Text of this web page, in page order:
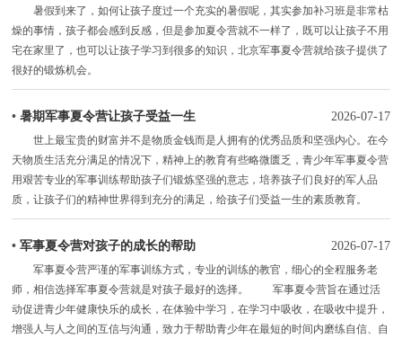
暑假到来了，如何让孩子度过一个充实的暑假呢，其实参加补习班是非常枯
燥的事情，孩子都会感到反感，但是参加夏令营就不一样了，既可以让孩子不用
宅在家里了，也可以让孩子学习到很多的知识，北京军事夏令营就给孩子提供了
很好的锻炼机会。
•暑期军事夏令营让孩子受益一生 2026-07-17
世上最宝贵的财富并不是物质金钱而是人拥有的优秀品质和坚强内心。在今
天物质生活充分满足的情况下，精神上的教育有些略微匮乏，青少年军事夏令营
用艰苦专业的军事训练帮助孩子们锻炼坚强的意志，培养孩子们良好的军人品
质，让孩子们的精神世界得到充分的满足，给孩子们受益一生的素质教育。
•军事夏令营对孩子的成长的帮助 2026-07-17
军事夏令营严谨的军事训练方式，专业的训练的教官，细心的全程服务老
师，相信选择军事夏令营就是对孩子最好的选择。 军事夏令营旨在通过活
动促进青少年健康快乐的成长，在体验中学习，在学习中吸收，在吸收中提升，
增强人与人之间的互信与沟通，致力于帮助青少年在最短的时间内磨练自信、自